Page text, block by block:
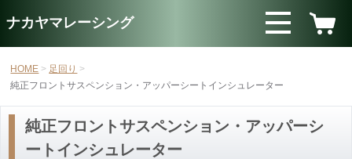
ナカヤマレーシング
HOME
足回り
純正フロントサスペンション・アッパーシートインシュレーター
純正フロントサスペンション・アッパーシ
ートインシュレーター